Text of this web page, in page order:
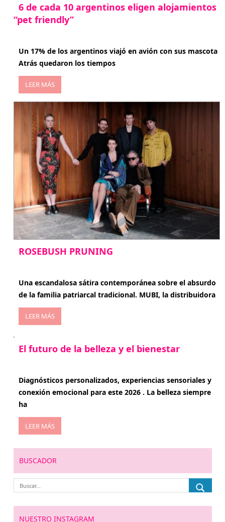
6 de cada 10 argentinos eligen alojamientos
“pet friendly”
Un 17% de los argentinos viajó en avión con sus mascota
Atrás quedaron los tiempos
LEER MÁS
ROSEBUSH PRUNING
Una escandalosa sátira contemporánea sobre el absurdo
de la familia patriarcal tradicional. MUBI, la distribuidora
LEER MÁS
El futuro de la belleza y el bienestar
Diagnósticos personalizados, experiencias sensoriales y
conexión emocional para este 2026 . La belleza siempre
ha
LEER MÁS
BUSCADOR
NUESTRO INSTAGRAM